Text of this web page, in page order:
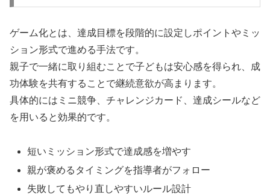
ゲーム化とは、達成目標を段階的に設定しポイントやミッ
ション形式で進める手法です。
親子で一緒に取り組むことで子どもは安心感を得られ、成
功体験を共有することで継続意欲が高まります。
具体的にはミニ競争、チャレンジカード、達成シールなど
を用いると効果的です。
短いミッション形式で達成感を増やす
親が褒めるタイミングを指導者がフォロー
失敗してもやり直しやすいルール設計